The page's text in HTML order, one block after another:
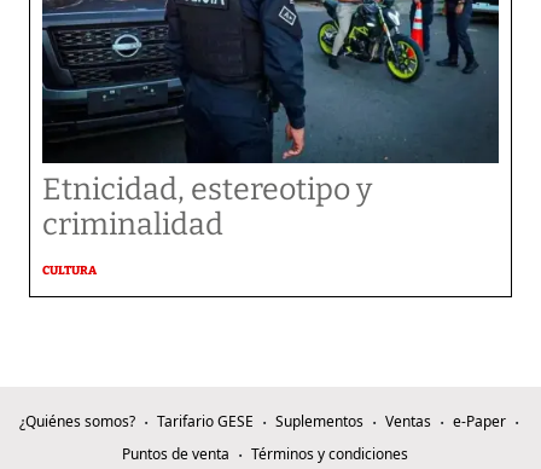
Etnicidad, estereotipo y
criminalidad
CULTURA
¿Quiénes somos? Tarifario GESE Suplementos Ventas
e-Paper
Puntos de venta
Términos y condiciones